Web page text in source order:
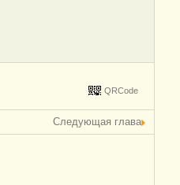
QRCode
Следующая глава